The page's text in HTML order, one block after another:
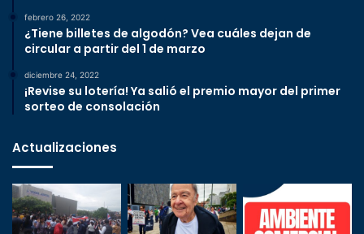
febrero 26, 2022
¿Tiene billetes de algodón? Vea cuáles dejan de
circular a partir del 1 de marzo
diciembre 24, 2022
¡Revise su lotería! Ya salió el premio mayor del primer
sorteo de consolación
Actualizaciones